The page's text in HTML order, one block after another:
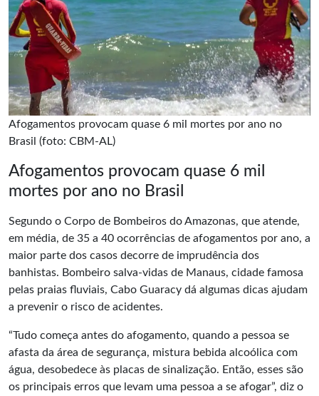
Afogamentos provocam quase 6 mil mortes por ano no
Brasil (foto: CBM-AL)
Afogamentos provocam quase 6 mil
mortes por ano no Brasil
Segundo o Corpo de Bombeiros do Amazonas, que atende,
em média, de 35 a 40 ocorrências de afogamentos por ano, a
maior parte dos casos decorre de imprudência dos
banhistas. Bombeiro salva-vidas de Manaus, cidade famosa
pelas praias fluviais, Cabo Guaracy dá algumas dicas ajudam
a prevenir o risco de acidentes.
“Tudo começa antes do afogamento, quando a pessoa se
afasta da área de segurança, mistura bebida alcoólica com
água, desobedece às placas de sinalização. Então, esses são
os principais erros que levam uma pessoa a se afogar”, diz o